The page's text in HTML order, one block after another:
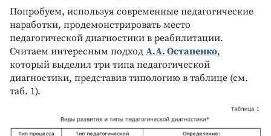
Попробуем, используя современные педагогические
наработки, продемонстрировать место
педагогической диагностики в реабилитации.
Считаем интересным подход А.А. Остапенко,
который выделил три типа педагогической
диагностики, представив типологию в таблице (см.
таб. 1).